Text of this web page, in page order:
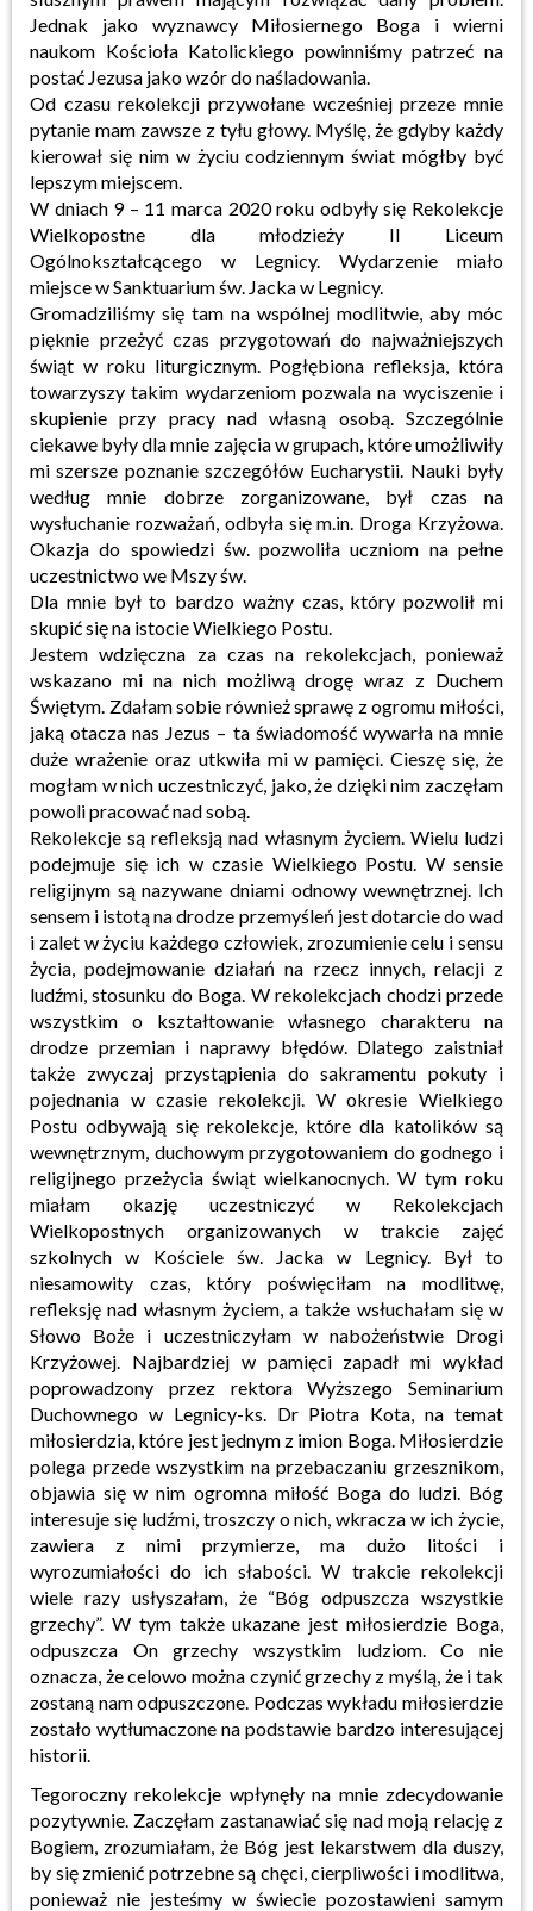
Jednak jako wyznawcy Miłosiernego Boga i wierni
naukom Kościoła Katolickiego powinniśmy patrzeć na
postać Jezusa jako wzór do naśladowania.
Od czasu rekolekcji przywołane wcześniej przeze mnie
pytanie mam zawsze z tyłu głowy. Myślę, że gdyby każdy
kierował się nim w życiu codziennym świat mógłby być
lepszym miejscem.
W dniach 9 – 11 marca 2020 roku odbyły się Rekolekcje
Wielkopostne dla młodzieży II Liceum
Ogólnokształcącego w Legnicy. Wydarzenie miało
miejsce w Sanktuarium św. Jacka w Legnicy.
Gromadziliśmy się tam na wspólnej modlitwie, aby móc
pięknie przeżyć czas przygotowań do najważniejszych
świąt w roku liturgicznym. Pogłębiona refleksja, która
towarzyszy takim wydarzeniom pozwala na wyciszenie i
skupienie przy pracy nad własną osobą. Szczególnie
ciekawe były dla mnie zajęcia w grupach, które umożliwiły
mi szersze poznanie szczegółów Eucharystii. Nauki były
według mnie dobrze zorganizowane, był czas na
wysłuchanie rozważań, odbyła się m.in. Droga Krzyżowa.
Okazja do spowiedzi św. pozwoliła uczniom na pełne
uczestnictwo we Mszy św.
Dla mnie był to bardzo ważny czas, który pozwolił mi
skupić się na istocie Wielkiego Postu.
Jestem wdzięczna za czas na rekolekcjach, ponieważ
wskazano mi na nich możliwą drogę wraz z Duchem
Świętym. Zdałam sobie również sprawę z ogromu miłości,
jaką otacza nas Jezus – ta świadomość wywarła na mnie
duże wrażenie oraz utkwiła mi w pamięci. Cieszę się, że
mogłam w nich uczestniczyć, jako, że dzięki nim zaczęłam
powoli pracować nad sobą.
Rekolekcje są refleksją nad własnym życiem. Wielu ludzi
podejmuje się ich w czasie Wielkiego Postu. W sensie
religijnym są nazywane dniami odnowy wewnętrznej. Ich
sensem i istotą na drodze przemyśleń jest dotarcie do wad
i zalet w życiu każdego człowiek, zrozumienie celu i sensu
życia, podejmowanie działań na rzecz innych, relacji z
ludźmi, stosunku do Boga. W rekolekcjach chodzi przede
wszystkim o kształtowanie własnego charakteru na
drodze przemian i naprawy błędów. Dlatego zaistniał
także zwyczaj przystąpienia do sakramentu pokuty i
pojednania w czasie rekolekcji. W okresie Wielkiego
Postu odbywają się rekolekcje, które dla katolików są
wewnętrznym, duchowym przygotowaniem do godnego i
religijnego przeżycia świąt wielkanocnych. W tym roku
miałam okazję uczestniczyć w Rekolekcjach
Wielkopostnych organizowanych w trakcie zajęć
szkolnych w Kościele św. Jacka w Legnicy. Był to
niesamowity czas, który poświęciłam na modlitwę,
refleksję nad własnym życiem, a także wsłuchałam się w
Słowo Boże i uczestniczyłam w nabożeństwie Drogi
Krzyżowej. Najbardziej w pamięci zapadł mi wykład
poprowadzony przez rektora Wyższego Seminarium
Duchownego w Legnicy-ks. Dr Piotra Kota, na temat
miłosierdzia, które jest jednym z imion Boga. Miłosierdzie
polega przede wszystkim na przebaczaniu grzesznikom,
objawia się w nim ogromna miłość Boga do ludzi. Bóg
interesuje się ludźmi, troszczy o nich, wkracza w ich życie,
zawiera z nimi przymierze, ma dużo litości i
wyrozumiałości do ich słabości. W trakcie rekolekcji
wiele razy usłyszałam, że “Bóg odpuszcza wszystkie
grzechy”. W tym także ukazane jest miłosierdzie Boga,
odpuszcza On grzechy wszystkim ludziom. Co nie
oznacza, że celowo można czynić grzechy z myślą, że i tak
zostaną nam odpuszczone. Podczas wykładu miłosierdzie
zostało wytłumaczone na podstawie bardzo interesującej
historii.
Tegoroczny rekolekcje wpłynęły na mnie zdecydowanie
pozytywnie. Zaczęłam zastanawiać się nad moją relację z
Bogiem, zrozumiałam, że Bóg jest lekarstwem dla duszy,
by się zmienić potrzebne są chęci, cierpliwości i modlitwa,
ponieważ nie jesteśmy w świecie pozostawieni samym